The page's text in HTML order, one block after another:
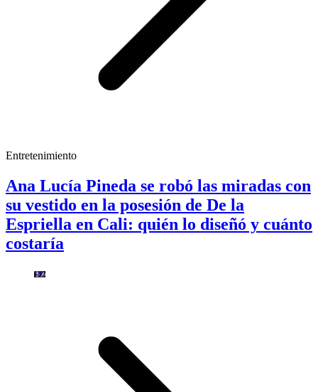
Entretenimiento
Ana Lucía Pineda se robó las miradas con
su vestido en la posesión de De la
Espriella en Cali: quién lo diseñó y cuánto
costaría